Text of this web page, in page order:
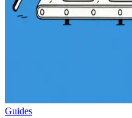
Guides